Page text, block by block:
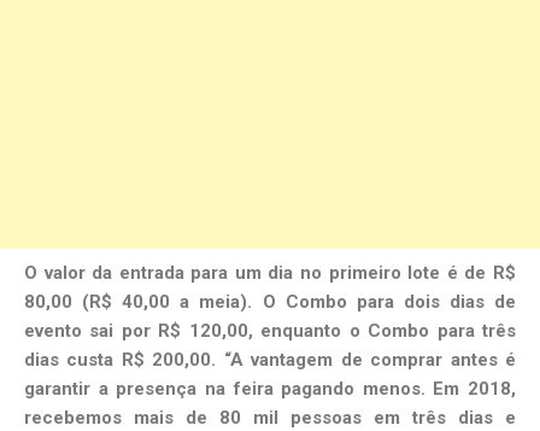
O valor da entrada para um dia no primeiro lote é de R$
80,00 (R$ 40,00 a meia). O Combo para dois dias de
evento sai por R$ 120,00, enquanto o Combo para três
dias custa R$ 200,00. “A vantagem de comprar antes é
garantir a presença na feira pagando menos. Em 2018,
recebemos mais de 80 mil pessoas em três dias e